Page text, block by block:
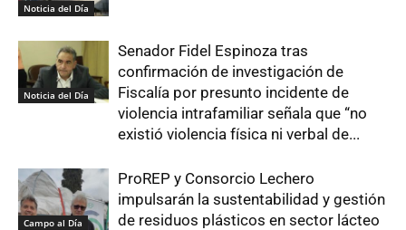
Noticia del Día
Noticia del Día
Senador Fidel Espinoza tras
confirmación de investigación de
Fiscalía por presunto incidente de
violencia intrafamiliar señala que “no
existió violencia física ni verbal de...
Campo al Día
ProREP y Consorcio Lechero
impulsarán la sustentabilidad y gestión
de residuos plásticos en sector lácteo